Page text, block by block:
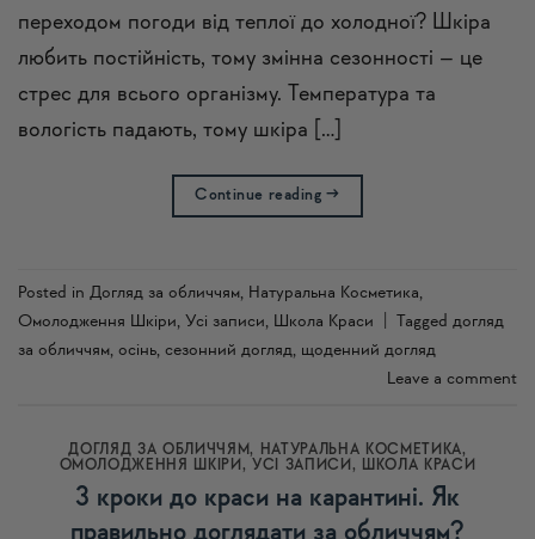
переходом погоди від теплої до холодної? Шкіра
любить постійність, тому змінна сезонності – це
стрес для всього організму. Температура та
вологість падають, тому шкіра […]
Continue reading→
Posted in Догляд за обличчям, Натуральна Косметика,
Омолодження Шкіри, Усi записи, Школа Краси Tagged догляд
за обличчям, осінь, сезонний догляд, щоденний догляд
Leave a comment
ДОГЛЯД ЗА ОБЛИЧЧЯМ , НАТУРАЛЬНА КОСМЕТИКА,
ОМОЛОДЖЕННЯ ШКІРИ , УСI ЗАПИСИ , ШКОЛА КРАСИ
3 кроки до краси на карантині. Як
правильно доглядати за обличчям?